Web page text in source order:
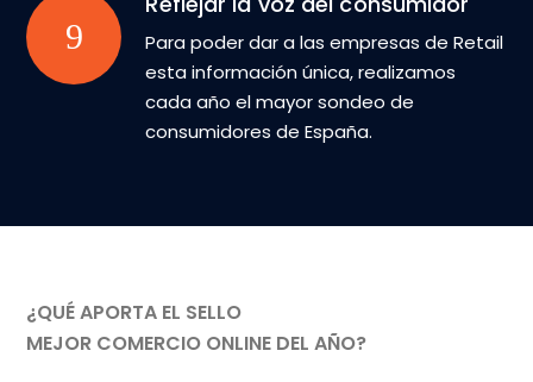
Para poder dar a las empresas de Retail
esta información única, realizamos
cada año el mayor sondeo de
consumidores de España.
¿QUÉ APORTA EL SELLO
MEJOR COMERCIO ONLINE DEL AÑO?